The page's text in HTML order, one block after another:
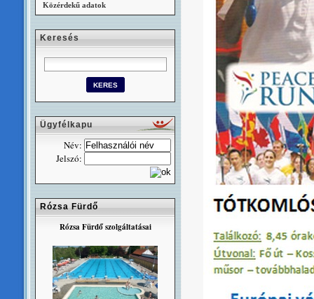
Közérdekű adatok
Keresés
Ügyfélkapu
Név:
Jelszó:
Rózsa Fürdő
Rózsa Fürdő szolgáltatásai